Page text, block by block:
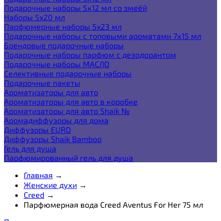
Подарочные наборы 5х12 мл со змеёй
Наборы 5x20 мл
Парфюмерные наборы 5x23 мл
Подарочные наборы с топовыми ароматами 7х15 мл
Брендовые подарочные наборы
Подарочные наборы парфюм с дезодорантом
Подарочные наборы МАСЛО
Селективные подарочные наборы
Подарочные пакеты
Ароматизаторы для авто
Ароматизаторы для авто в коробке
Ароматизаторы для авто Shaik №
Аромадиффузоры для дома
Диффузоры EURO
Диффузоры Shaik Bamboo
Гель для душа
Парфюмированный гель для душа
Главная →
Женские духи →
Creed →
Парфюмерная вода Creed Aventus For Her 75 мл